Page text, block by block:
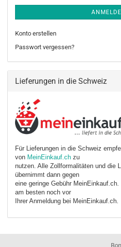
Konto erstellen
Passwort vergessen?
Lieferungen in die Schweiz
Für Lieferungen in die Schweiz
von MeinEinkauf.ch zu
nutzen. Alle Zollformalitäten und die
übernimmt dann gegen
eine geringe Gebühr
am besten noch vor
Ihrer Anmeldung bei MeinEinkauf.ch.
Bonsai-Shopping -